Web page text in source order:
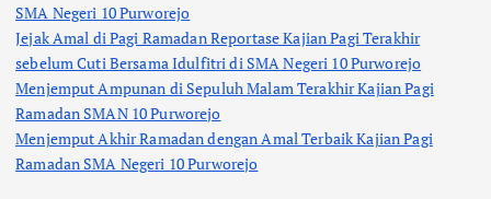
SMA Negeri 10 Purworejo
Jejak Amal di Pagi Ramadan Reportase Kajian Pagi Terakhir
sebelum Cuti Bersama Idulfitri di SMA Negeri 10 Purworejo
Menjemput Ampunan di Sepuluh Malam Terakhir Kajian Pagi
Ramadan SMAN 10 Purworejo
Menjemput Akhir Ramadan dengan Amal Terbaik Kajian Pagi
Ramadan SMA Negeri 10 Purworejo